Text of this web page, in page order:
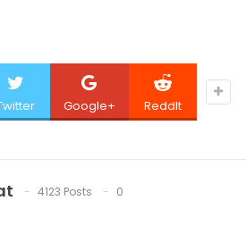
Google+ ReddIt
4123 Posts
0